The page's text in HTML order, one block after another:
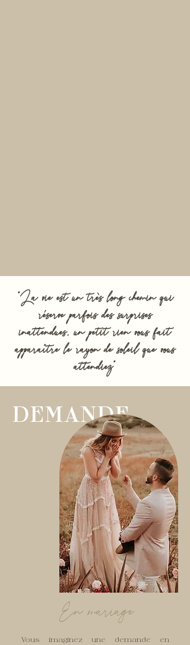
"La vie est un très long chemin qui
réserve parfois des surprises
inattendues, un petit rien vous fait
apparaître le rayon de soleil que vous
attendiez"
DEMANDE
En mariage
Vous imaginez une demande en